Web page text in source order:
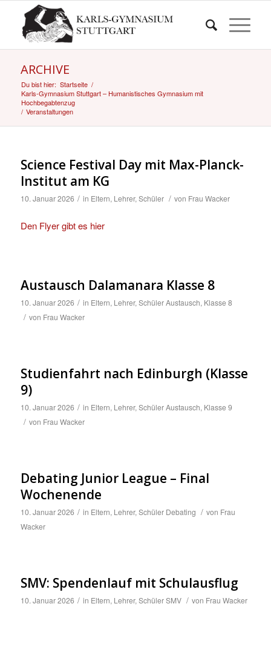
ARCHIVE
Du bist hier: Startseite /
Karls-Gymnasium Stuttgart – Humanistisches Gymnasium mit
Hochbegabtenzug
/ Veranstaltungen
Science Festival Day mit Max-Planck-
Institut am KG
10. Januar 2026 / in Eltern, Lehrer, Schüler / von Frau Wacker
Den Flyer gibt es hier
Austausch Dalamanara Klasse 8
10. Januar 2026 / in Eltern, Lehrer, Schüler Austausch, Klasse 8
/ von Frau Wacker
Studienfahrt nach Edinburgh (Klasse
9)
10. Januar 2026 / in Eltern, Lehrer, Schüler Austausch, Klasse 9
/ von Frau Wacker
Debating Junior League – Final
Wochenende
10. Januar 2026 / in Eltern, Lehrer, Schüler Debating / von Frau
Wacker
SMV: Spendenlauf mit Schulausflug
10. Januar 2026 / in Eltern, Lehrer, Schüler SMV / von Frau Wacker